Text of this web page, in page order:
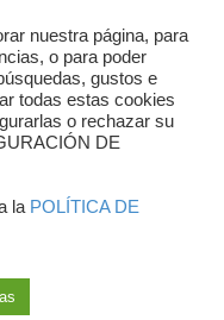
nuestra página, para
o para poder
gustos e
todas estas cookies
o rechazar su
DE
la POLÍTICA DE